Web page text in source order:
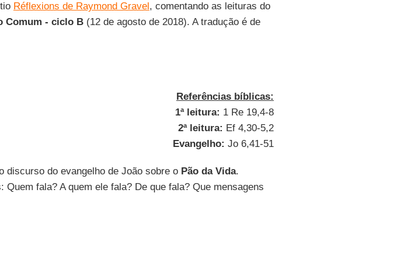
Réflexions de Raymond Gravel, comentando as leituras do
Comum - ciclo B(12 de agosto de 2018). A tradução é de
Referências bíblicas:
1ª leitura: 1 Re 19,4-8
2ª leitura: Ef 4,30-5,2
Evangelho: Jo 6,41-51
discurso do evangelho de João sobre o Pão da Vida.
Quem fala? A quem ele fala? De que fala? Que mensagens